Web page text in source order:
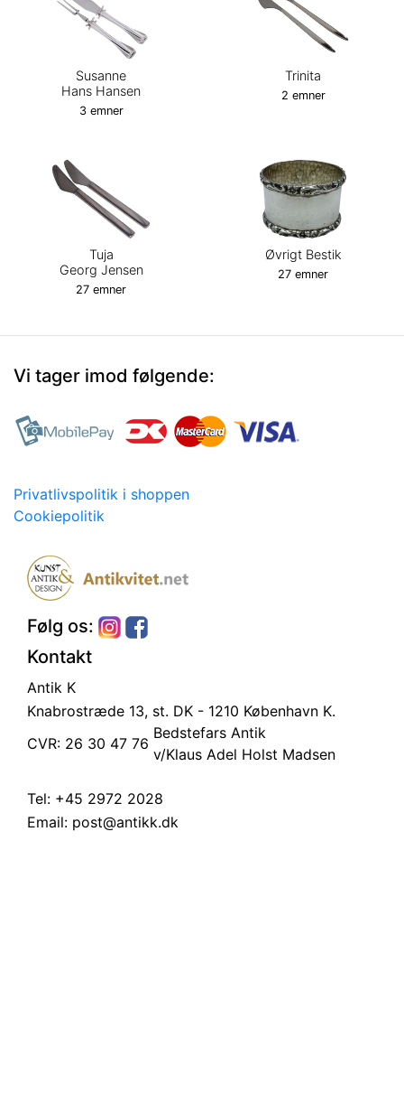
Susanne
Hans Hansen
3 emner
Trinita
2 emner
Tuja
Georg Jensen
27 emner
Øvrigt Bestik
27 emner
Vi tager imod følgende:
Privatlivspolitik i shoppen
Cookiepolitik
Følg os:
Kontakt
Antik K
Knabrostræde 13, st. DK - 1210 København K.
CVR: 26 30 47 76
Bedstefars Antik
v/Klaus Adel Holst Madsen
Tel: +45 2972 2028
Email: post@antikk.dk